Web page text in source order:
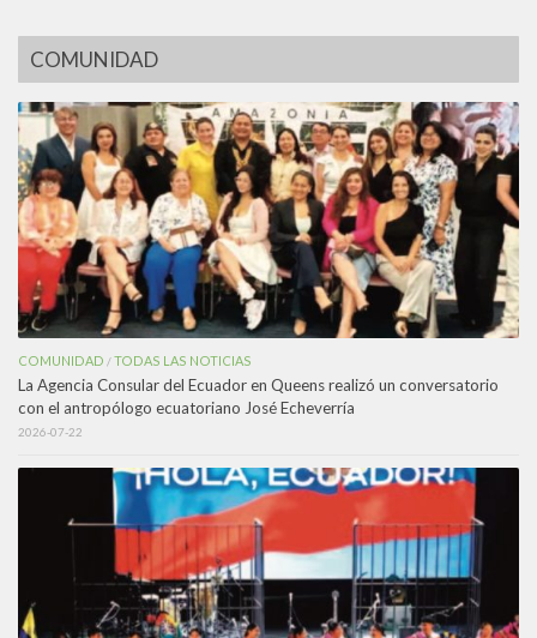
COMUNIDAD
COMUNIDAD /TODAS LAS NOTICIAS
La Agencia Consular del Ecuador en Queens realizó un conversatorio
con el antropólogo ecuatoriano José Echeverría
2026-07-22